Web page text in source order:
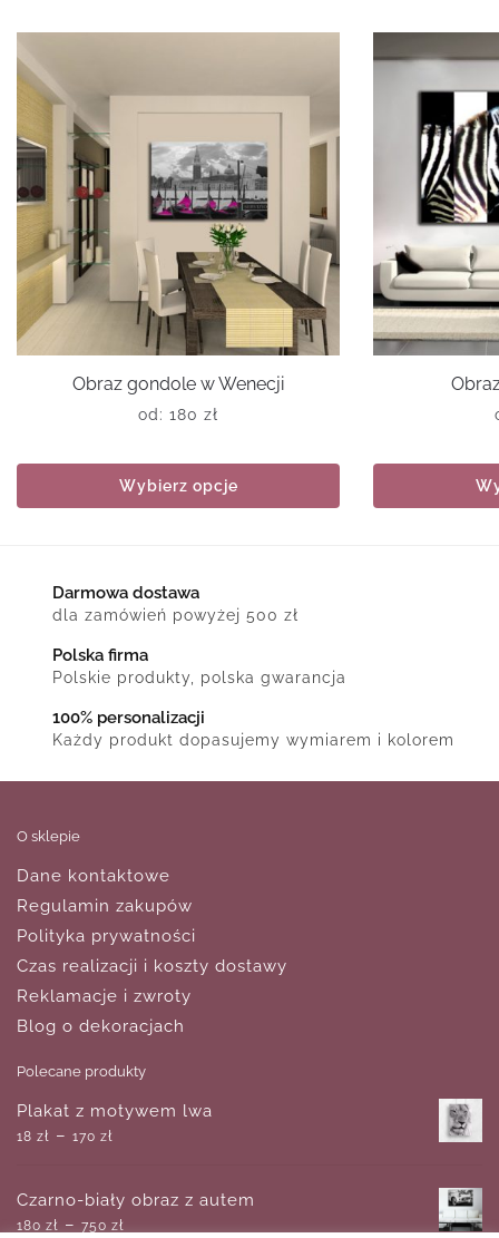
Obraz gondole w Wenecji
od: 180 zł
Wybierz opcje
Darmowa dostawa
dla zamówień powyżej 500 zł
Polska firma
Polskie produkty, polska gwarancja
100% personalizacji
Każdy produkt dopasujemy wymiarem i kolorem
O sklepie
Dane kontaktowe
Regulamin zakupów
Polityka prywatności
Czas realizacji i koszty dostawy
Reklamacje i zwroty
Blog o dekoracjach
Polecane produkty
Plakat z motywem lwa
18 zł – 170 zł
Czarno-biały obraz z autem
180 zł – 750 zł